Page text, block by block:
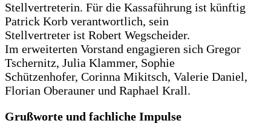
Stellvertreterin. Für die Kassaführung ist künftig
Patrick Korb verantwortlich, sein
Stellvertreter ist Robert Wegscheider.
Im erweiterten Vorstand engagieren sich Gregor
Tschernitz, Julia Klammer, Sophie
Schützenhofer, Corinna Mikitsch, Valerie Daniel,
Florian Oberauner und Raphael Krall.
Grußworte und fachliche Impulse